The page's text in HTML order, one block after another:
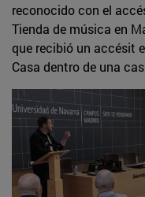
reconocido con el
Tienda de música en
que recibió un accésit
Casa dentro de una